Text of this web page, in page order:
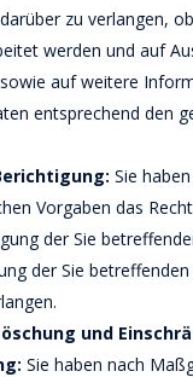
zu verlangen,
werden und auf
auf weitere
entsprechend den
Sie
Vorgaben das
der Sie
der Sie
und
Sie haben nach